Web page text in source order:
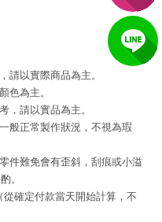
請以實際商品為主。
色為主。
，請以實品為主。
般正常製作狀況，不視為瑕
件難免會有歪斜，刮痕或小溢
。
確定付款當天開始計算，不